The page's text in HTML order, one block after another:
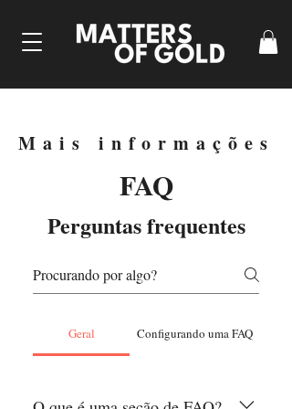
Mais informações
FAQ
Perguntas frequentes
Geral Configurando uma FAQ